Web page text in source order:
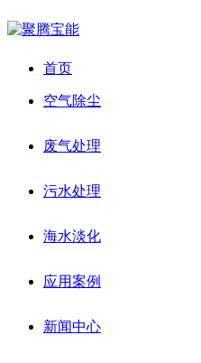
首页
空气除尘
废气处理
污水处理
海水淡化
应用案例
新闻中心